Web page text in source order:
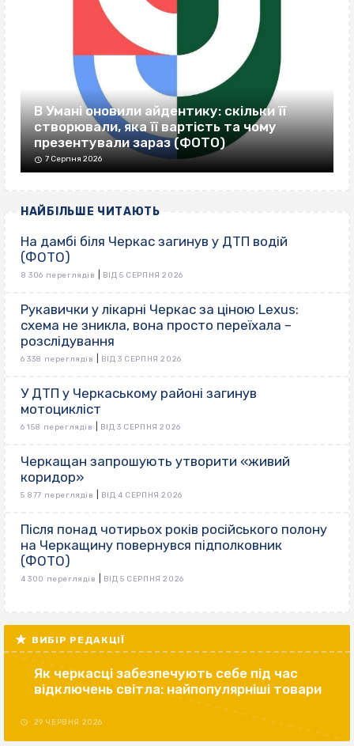
В Умані оновили айдентику: скільки її
створювали, яка її вартість та чому
презентували зараз (ФОТО)
7 Серпня 2026
НАЙБІЛЬШЕ ЧИТАЮТЬ
На дамбі біля Черкас загинув у ДТП водій
(ФОТО)
8 306 переглядів ВІД 5 СЕРПНЯ 2026
Рукавички у лікарні Черкас за ціною Lexus:
схема не зникла, вона просто переїхала –
розслідування
6 338 переглядів ВІД 3 СЕРПНЯ 2026
У ДТП у Черкаському районі загинув
мотоцикліст
6 158 переглядів ВІД 3 СЕРПНЯ 2026
Черкащан запрошують утворити «живий
коридор»
5 877 переглядів ВІД 4 СЕРПНЯ 2026
Після понад чотирьох років російського полону
на Черкащину повернувся підполковник
(ФОТО)
4 300 переглядів ВІД 5 СЕРПНЯ 2026
ВИБІР РЕДАКЦІЇ
Як черкасці забезпечують себе під час
відключень світла: найпопулярніші товари
29 ЧЕРВНЯ 2026